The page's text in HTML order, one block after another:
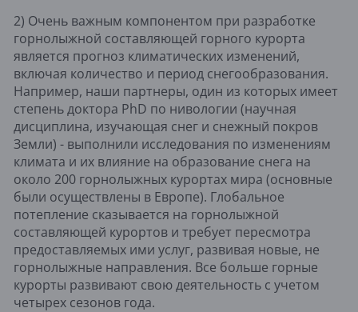
2) Очень важным компонентом при разработке
горнолыжной составляющей горного курорта
является прогноз климатических изменений,
включая количество и период снегообразования.
Например, наши партнеры, один из которых имеет
степень доктора PhD по нивологии (научная
дисциплина, изучающая снег и снежный покров
Земли) - выполнили исследования по изменениям
климата и их влияние на образование снега на
около 200 горнолыжных курортах мира (основные
были осуществлены в Европе). Глобальное
потепление сказывается на горнолыжной
составляющей курортов и требует пересмотра
предоставляемых ими услуг, развивая новые, не
горнолыжные направления. Все больше горные
курорты развивают свою деятельность с учетом
четырех сезонов года.